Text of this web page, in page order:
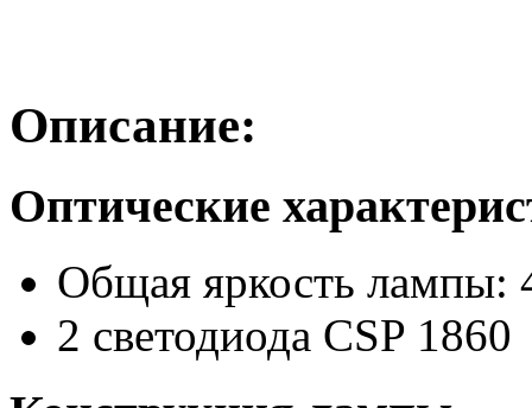
Описание:
Оптические
Общая яркость лампы:
2 светодиода CSP